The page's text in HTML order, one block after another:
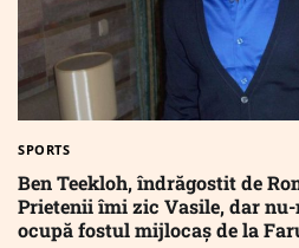
SPORTS
Ben Teekloh, îndrăgostit de
Prietenii îmi zic Vasile, dar nu-
ocupă fostul mijlocaș de la